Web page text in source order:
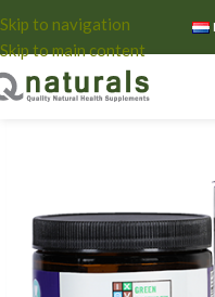
Skip to navigation
Skip to main content